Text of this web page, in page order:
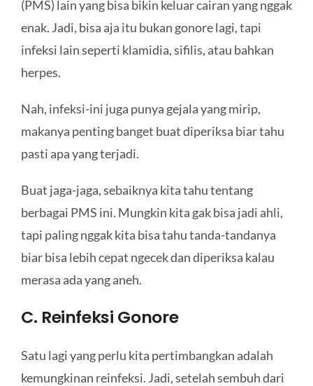
(PMS) lain yang bisa bikin keluar cairan yang nggak
enak. Jadi, bisa aja itu bukan gonore lagi, tapi
infeksi lain seperti klamidia, sifilis, atau bahkan
herpes.
Nah, infeksi-ini juga punya gejala yang mirip,
makanya penting banget buat diperiksa biar tahu
pasti apa yang terjadi.
Buat jaga-jaga, sebaiknya kita tahu tentang
berbagai PMS ini. Mungkin kita gak bisa jadi ahli,
tapi paling nggak kita bisa tahu tanda-tandanya
biar bisa lebih cepat ngecek dan diperiksa kalau
merasa ada yang aneh.
C. Reinfeksi Gonore
Satu lagi yang perlu kita pertimbangkan adalah
kemungkinan reinfeksi. Jadi, setelah sembuh dari